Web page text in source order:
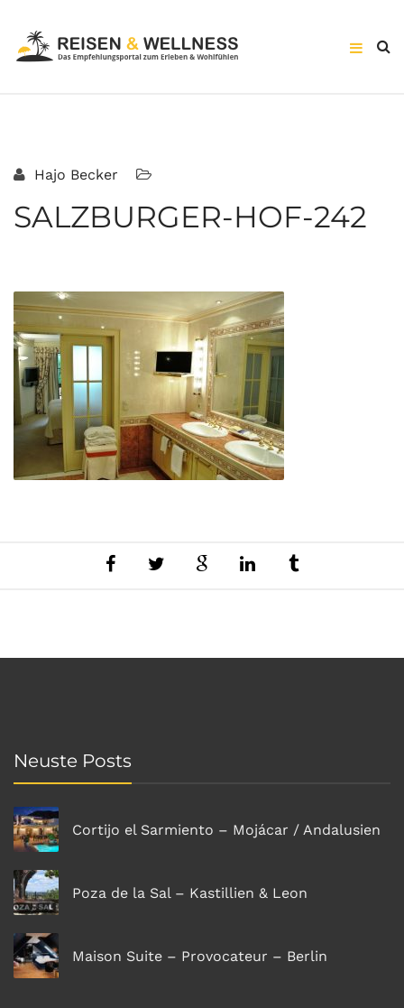
Hajo Becker
SALZBURGER-HOF-242
Neuste Posts
Cortijo el Sarmiento – Mojácar / Andalusien
Poza de la Sal – Kastillien & Leon
Maison Suite – Provocateur – Berlin